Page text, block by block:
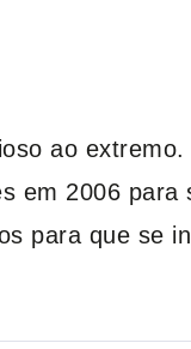
ao
em 2006
para que se